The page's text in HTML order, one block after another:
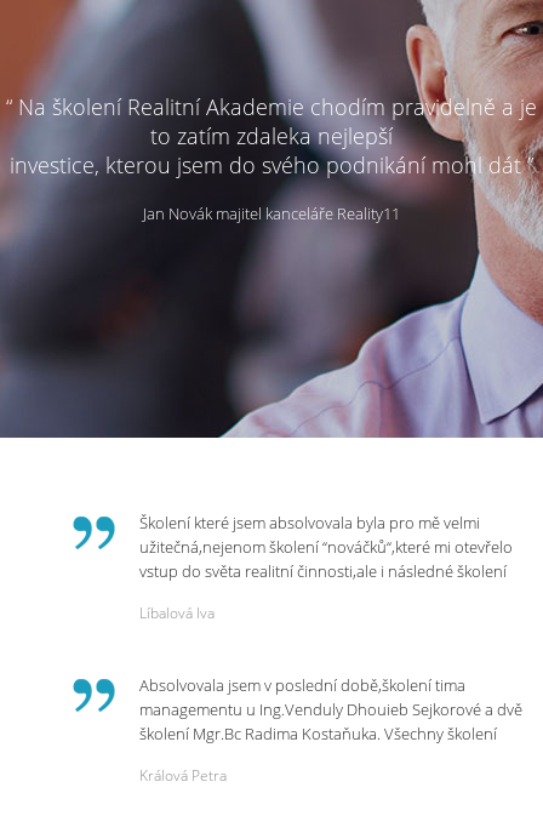
“ Na školení Realitní Akademie chodím pravidelně a je
to zatím zdaleka nejlepší
investice, kterou jsem do svého podnikání mohl dát ”
Jan Novák majitel kanceláře Reality11
Školení které jsem absolvovala byla pro mě velmi
užitečná,nejenom školení “nováčků“,které mi otevřelo
vstup do světa realitní činnosti,ale i následné školení
p.Vendulce která s nesmírnou lidskostí,přesto
potřebná školení,která Realitní Akademie umožňuje.
Líbalová Iva
Absolvovala jsem v poslední době,školení tima
managementu u Ing.Venduly Dhouieb Sejkorové a dvě
školení Mgr.Bc Radima Kostaňuka. Všechny školení
práci a na život.
Králová Petra